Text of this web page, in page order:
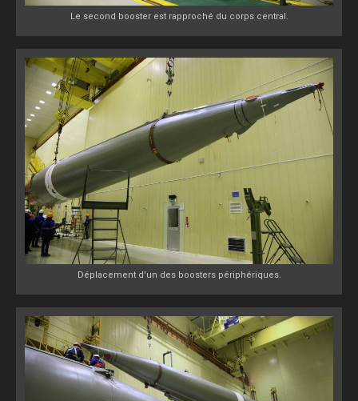
Le second booster est rapproché du corps central.
Déplacement d'un des boosters périphériques.